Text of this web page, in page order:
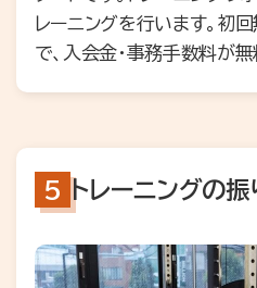
レーニングを行います。初
で、入会金・事務手数料が無
トレーニングの振